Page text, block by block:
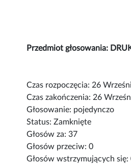
Przedmiot głosowania:
Czas rozpoczęcia: 26
Czas zakończenia: 26
Głosowanie: pojedynczo
Status: Zamknięte
Głosów za: 37
Głosów przeciw: 0
Głosów wstrzymujących się: